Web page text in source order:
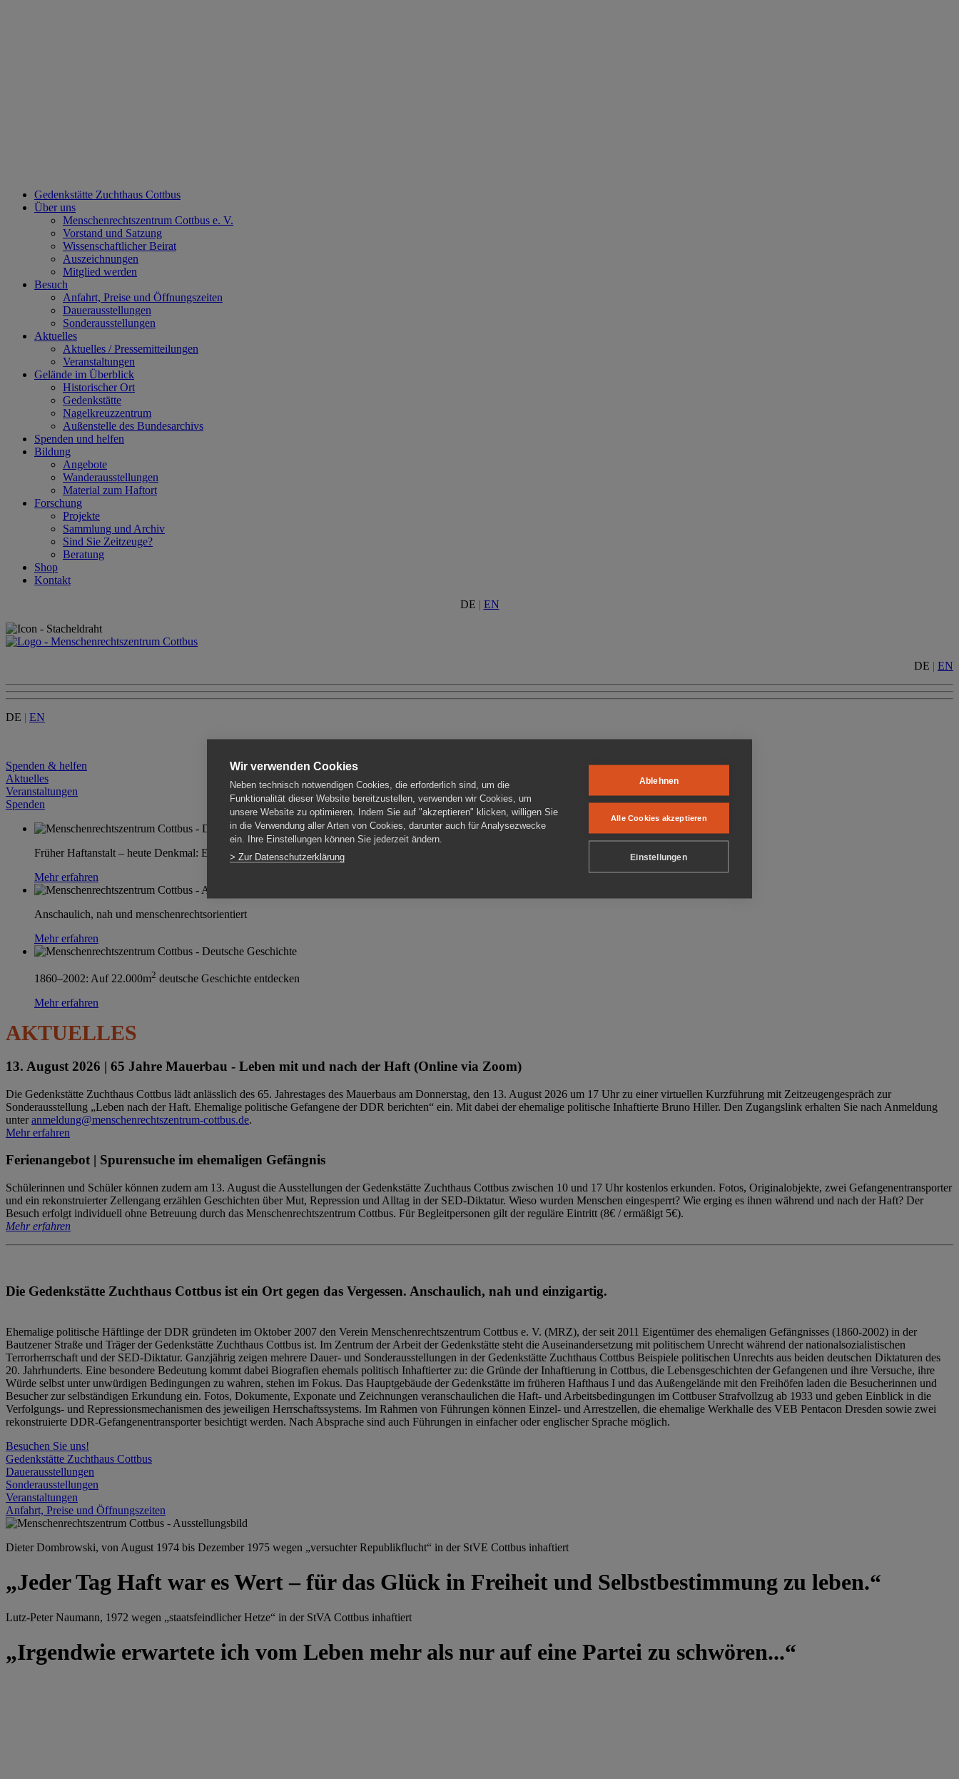
Gedenkstätte Zuchthaus Cottbus
Über uns
Menschenrechtszentrum Cottbus e. V.
Vorstand und Satzung
Wissenschaftlicher Beirat
Auszeichnungen
Mitglied werden
Besuch
Anfahrt, Preise und Öffnungszeiten
Dauerausstellungen
Sonderausstellungen
Aktuelles
Aktuelles / Pressemitteilungen
Veranstaltungen
Gelände im Überblick
Historischer Ort
Gedenkstätte
Nagelkreuzzentrum
Außenstelle des Bundesarchivs
Spenden und helfen
Bildung
Angebote
Wanderausstellungen
Material zum Haftort
Forschung
Projekte
Sammlung und Archiv
Sind Sie Zeitzeuge?
Beratung
Shop
Kontakt
DE | EN
DE | EN
DE | EN
Spenden & helfen
Aktuelles
Veranstaltungen
Spenden
Früher Haftanstalt – heute Denkmal: Einen Ort im Wandel erleben
Mehr erfahren
Anschaulich, nah und menschenrechtsorientiert
Mehr erfahren
1860–2002: Auf 22.000m2 deutsche Geschichte entdecken
Mehr erfahren
AKTUELLES
13. August 2026 | 65 Jahre Mauerbau - Leben mit und nach der Haft (Online via Zoom)
Die Gedenkstätte Zuchthaus Cottbus lädt anlässlich des 65. Jahrestages des Mauerbaus am Donnerstag, den 13. August 2026 um 17 Uhr zu einer virtuellen Kurzführung mit Zeitzeugengespräch zur
Sonderausstellung „Leben nach der Haft. Ehemalige politische Gefangene der DDR berichten“ ein. Mit dabei der ehemalige politische Inhaftierte Bruno Hiller. Den Zugangslink erhalten Sie nach Anmeldung
unteranmeldung@menschenrechtszentrum-cottbus.de.
Mehr erfahren
Ferienangebot | Spurensuche im ehemaligen Gefängnis
Schülerinnen und Schüler können zudem am 13. August die Ausstellungen der Gedenkstätte Zuchthaus Cottbus zwischen 10 und 17 Uhr kostenlos erkunden. Fotos, Originalobjekte, zwei Gefangenentransporter
und ein rekonstruierter Zellengang erzählen Geschichten über Mut, Repression und Alltag in der SED-Diktatur. Wieso wurden Menschen eingesperrt? Wie erging es ihnen während und nach der Haft? Der
Besuch erfolgt individuell ohne Betreuung durch das Menschenrechtszentrum Cottbus. Für Begleitpersonen gilt der reguläre Eintritt (8€ / ermäßigt 5€).
Mehr erfahren
Die Gedenkstätte Zuchthaus Cottbus ist ein Ort gegen das Vergessen. Anschaulich, nah und einzigartig.
Ehemalige politische Häftlinge der DDR gründeten im Oktober 2007 den Verein Menschenrechtszentrum Cottbus e. V. (MRZ), der seit 2011 Eigentümer des ehemaligen Gefängnisses (1860-2002) in der
Bautzener Straße und Träger der Gedenkstätte Zuchthaus Cottbus ist. Im Zentrum der Arbeit der Gedenkstätte steht die Auseinandersetzung mit politischem Unrecht während der nationalsozialistischen
Terrorherrschaft und der SED-Diktatur. Ganzjährig zeigen mehrere Dauer- und Sonderausstellungen in der Gedenkstätte Zuchthaus Cottbus Beispiele politischen Unrechts aus beiden deutschen Diktaturen des
20. Jahrhunderts. Eine besondere Bedeutung kommt dabei Biografien ehemals politisch Inhaftierter zu: die Gründe der Inhaftierung in Cottbus, die Lebensgeschichten der Gefangenen und ihre Versuche, ihre
Würde selbst unter unwürdigen Bedingungen zu wahren, stehen im Fokus. Das Hauptgebäude der Gedenkstätte im früheren Hafthaus I und das Außengelände mit den Freihöfen laden die Besucherinnen und
Besucher zur selbständigen Erkundung ein. Fotos, Dokumente, Exponate und Zeichnungen veranschaulichen die Haft- und Arbeitsbedingungen im Cottbuser Strafvollzug ab 1933 und geben Einblick in die
Verfolgungs- und Repressionsmechanismen des jeweiligen Herrschaftssystems. Im Rahmen von Führungen können Einzel- und Arrestzellen, die ehemalige Werkhalle des VEB Pentacon Dresden sowie zwei
rekonstruierte DDR-Gefangenentransporter besichtigt werden. Nach Absprache sind auch Führungen in einfacher oder englischer Sprache möglich.
Besuchen Sie uns!
Gedenkstätte Zuchthaus Cottbus
Dauerausstellungen
Sonderausstellungen
Veranstaltungen
Anfahrt, Preise und Öffnungszeiten
Dieter Dombrowski, von August 1974 bis Dezember 1975 wegen „versuchter Republikflucht“ in der StVE Cottbus inhaftiert
„Jeder Tag Haft war es Wert – für das Glück in Freiheit und Selbstbestimmung zu leben.“
Lutz-Peter Naumann, 1972 wegen „staatsfeindlicher Hetze“ in der StVA Cottbus inhaftiert
„Irgendwie erwartete ich vom Leben mehr als nur auf eine Partei zu schwören...“
Wir verwenden Cookies
Neben technisch notwendigen Cookies, die erforderlich sind, um die
Funktionalität dieser Website bereitzustellen, verwenden wir Cookies, um
unsere Website zu optimieren. Indem Sie auf "akzeptieren" klicken, willigen Sie
in die Verwendung aller Arten von Cookies, darunter auch für Analysezwecke
ein. Ihre Einstellungen können Sie jederzeit ändern.
> Zur Datenschutzerklärung
Ablehnen
Alle Cookies akzeptieren
Einstellungen